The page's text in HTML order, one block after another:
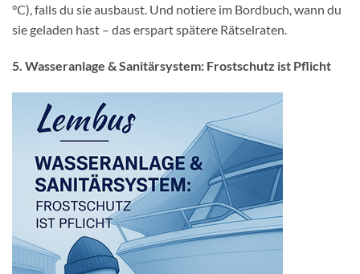
°C), falls du sie ausbaust. Und notiere im Bordbuch, wann du
sie geladen hast – das erspart spätere Rätselraten.
5. Wasseranlage & Sanitärsystem: Frostschutz ist Pflicht